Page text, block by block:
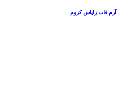
آرم قاب زاپاس کروم